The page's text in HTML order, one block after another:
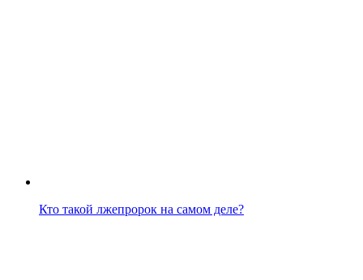
Кто такой лжепророк на самом деле?